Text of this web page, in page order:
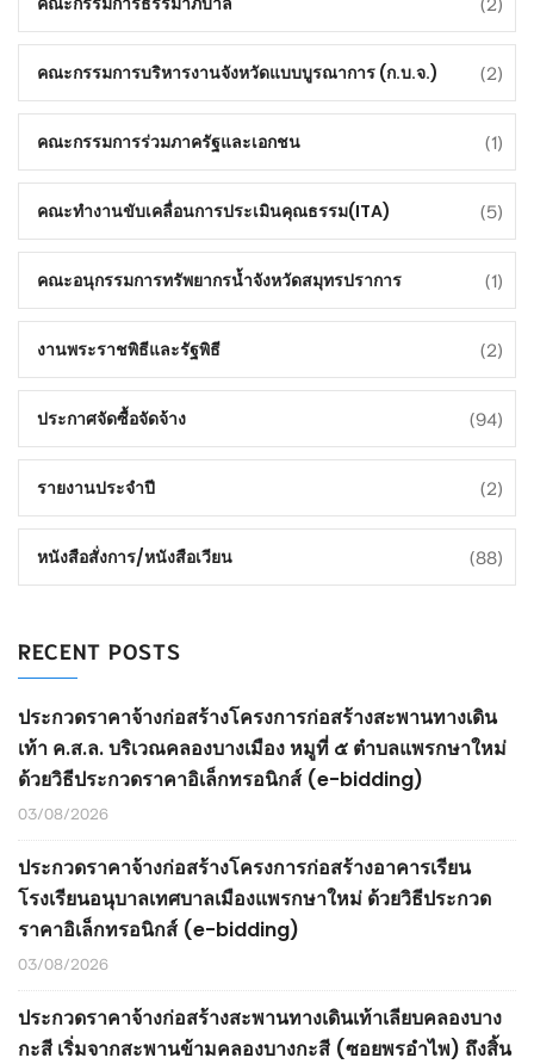
คณะกรรมการบริหารงานจังหวัดแบบบูรณาการ (ก.บ.จ.) (2)
คณะกรรมการร่วมภาครัฐและเอกชน (1)
คณะทำงานขับเคลื่อนการประเมินคุณธรรม(ITA) (5)
คณะอนุกรรมการทรัพยากรน้ำจังหวัดสมุทรปราการ (1)
งานพระราชพิธีและรัฐพิธี (2)
ประกาศจัดซื้อจัดจ้าง (94)
รายงานประจำปี (2)
หนังสือสั่งการ/หนังสือเวียน (88)
RECENT POSTS
ประกวดราคาจ้างก่อสร้างโครงการก่อสร้างสะพานทางเดิน
เท้า ค.ส.ล. บริเวณคลองบางเมือง หมูที่ ๕ ตำบลแพรกษาใหม่
ด้วยวิธีประกวดราคาอิเล็กทรอนิกส์ (e-bidding)
03/08/2026
ประกวดราคาจ้างก่อสร้างโครงการก่อสร้างอาคารเรียน
โรงเรียนอนุบาลเทศบาลเมืองแพรกษาใหม่ ด้วยวิธีประกวด
ราคาอิเล็กทรอนิกส์ (e-bidding)
03/08/2026
ประกวดราคาจ้างก่อสร้างสะพานทางเดินเท้าเลียบคลองบาง
กะสี เริ่มจากสะพานข้ามคลองบางกะสี (ซอยพรอำไพ) ถึงสิ้น